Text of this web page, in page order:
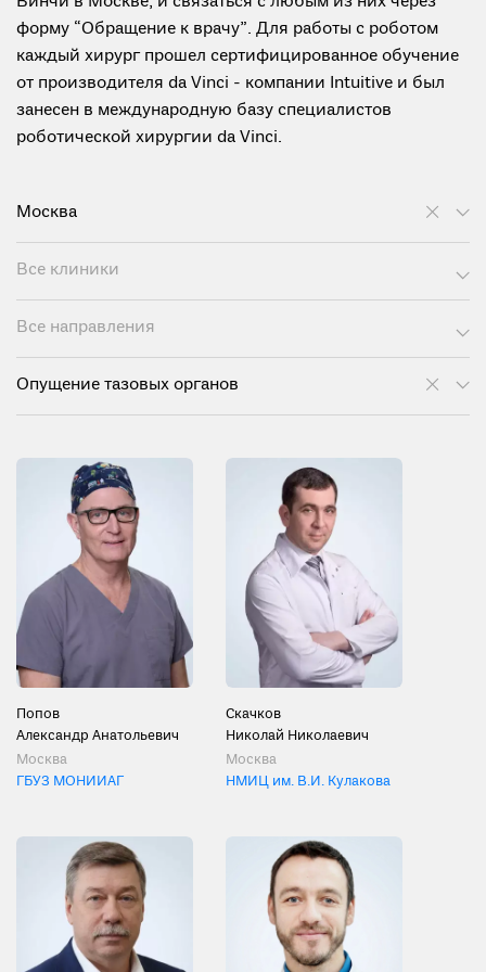
форму “Обращение к врачу”. Для работы с роботом
каждый хирург прошел сертифицированное обучение
от производителя da Vinci - компании Intuitive и был
занесен в международную базу специалистов
роботической хирургии da Vinci.
Москва
Все клиники
Все направления
Опущение тазовых органов
Попов
Александр Анатольевич
Москва
ГБУЗ МОНИИАГ
Скачков
Николай Николаевич
Москва
НМИЦ им. В.И. Кулакова